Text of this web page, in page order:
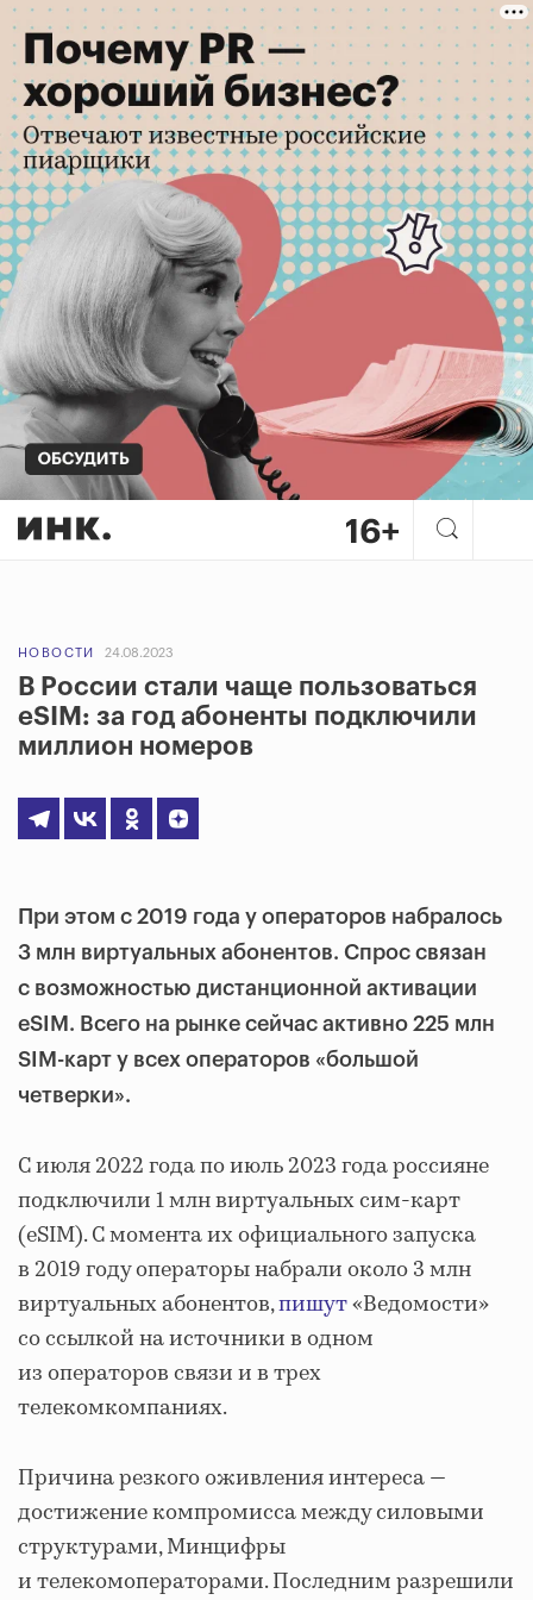
НОВОСТИ 24.08.2023
В России стали чаще пользоваться
eSIM: за год абоненты подключили
миллион номеров
При этом с 2019 года у операторов набралось
3 млн виртуальных абонентов. Спрос связан
с возможностью дистанционной активации
eSIM. Всего на рынке сейчас активно 225 млн
SIM-карт у всех операторов «большой
четверки».
С июля 2022 года по июль 2023 года россияне
подключили 1 млн виртуальных сим-карт
(eSIM). С момента их официального запуска
в 2019 году операторы набрали около 3 млн
виртуальных абонентов,пишут«Ведомости»
со ссылкой на источники в одном
из операторов связи и в трех
телекомкомпаниях.
Причина резкого оживления интереса —
достижение компромисса между силовыми
структурами, Минцифры
и телекомоператорами. Последним разрешили